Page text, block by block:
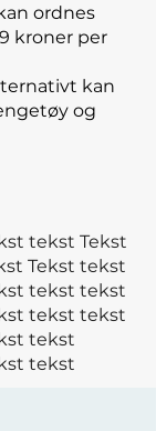
ordnes
kroner per
kan
og
tekst Tekst
Tekst tekst
tekst tekst
tekst tekst
tekst
tekst